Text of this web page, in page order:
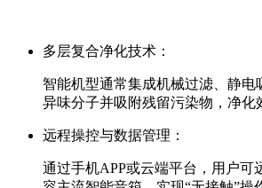
多层复合净化技术：
智能机型通常集成机械过滤、静
异味分子并吸附残留污染物，净化
远程操控与数据管理：
通过手机APP或云端平台，用户